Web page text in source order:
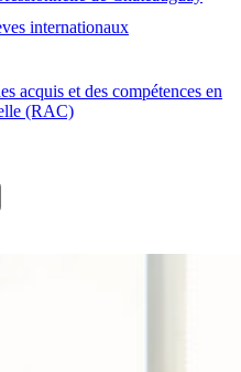
internationaux
acquis et des compétences en
(RAC)